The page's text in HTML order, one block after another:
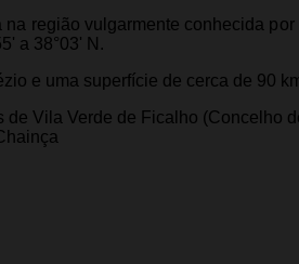
região vulgarmente conhecida
a 38°03' N.
e uma superfície de cerca de 90
de Vila Verde de Ficalho (Concelho